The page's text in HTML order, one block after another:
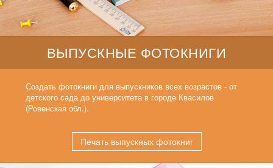
ВЫПУСКНЫЕ ФОТОКНИГИ
Создать фотокниги для выпускников всех возрастов - от
детского сада до университета в городе Квасилов
(Ровенская обл.).
Печать выпускных фотокниг